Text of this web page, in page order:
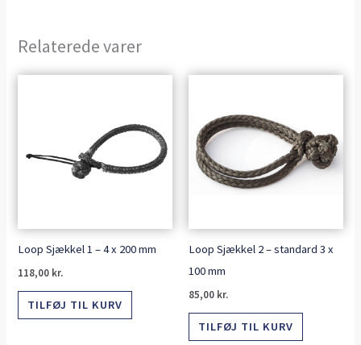
Relaterede varer
Loop Sjækkel 1 – 4 x 200 mm
118,00 kr.
TILFØJ TIL KURV
Loop Sjækkel 2 – standard 3 x
100 mm
85,00 kr.
TILFØJ TIL KURV